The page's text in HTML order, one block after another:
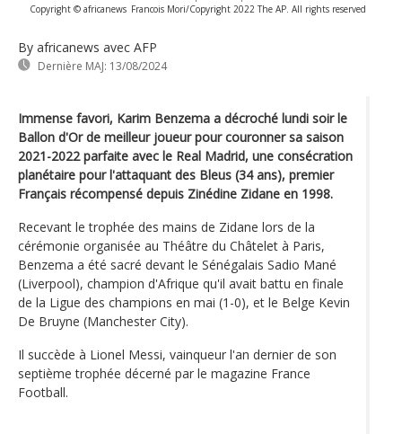
Copyright © africanews Francois Mori/Copyright 2022 The AP. All rights reserved
By africanews avec AFP
Dernière MAJ: 13/08/2024
Immense favori, Karim Benzema a décroché lundi soir le
Ballon d'Or de meilleur joueur pour couronner sa saison
2021-2022 parfaite avec le Real Madrid, une consécration
planétaire pour l'attaquant des Bleus (34 ans), premier
Français récompensé depuis Zinédine Zidane en 1998.
Recevant le trophée des mains de Zidane lors de la
cérémonie organisée au Théâtre du Châtelet à Paris,
Benzema a été sacré devant le Sénégalais Sadio Mané
(Liverpool), champion d'Afrique qu'il avait battu en finale
de la Ligue des champions en mai (1-0), et le Belge Kevin
De Bruyne (Manchester City).
Il succède à Lionel Messi, vainqueur l'an dernier de son
septième trophée décerné par le magazine France
Football.